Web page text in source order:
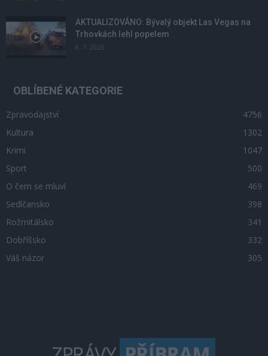
AKTUALIZOVÁNO: Bývalý objekt Las Vegas na
Trhovkách lehl popelem
8. 7. 2023
OBLÍBENÉ KATEGORIE
Zpravodajství
4756
Kultura
1302
Krimi
1047
Sport
500
O čem se mluví
469
Sedlčansko
398
Rožmitálsko
341
Dobříšsko
332
Váš názor
305